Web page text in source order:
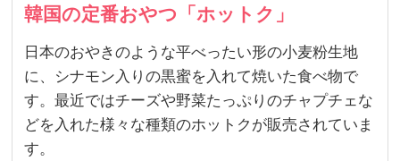
韓国の定番おやつ「ホットク」
日本のおやきのような平べったい形の小麦粉生地
に、シナモン入りの黒蜜を入れて焼いた食べ物で
す。最近ではチーズや野菜たっぷりのチャプチェな
どを入れた様々な種類のホットクが販売されていま
す。